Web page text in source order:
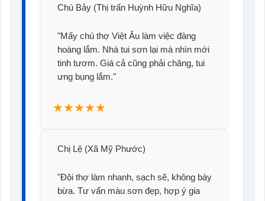
Chú Bảy (Thị trấn Huỳnh Hữu Nghĩa)
"Mấy chú thợ Việt Âu làm việc đàng
hoàng lắm. Nhà tui sơn lại mà nhìn mới
tinh tươm. Giá cả cũng phải chăng, tui
ưng bụng lắm."
★★★★★
Chị Lệ (Xã Mỹ Phước)
"Đội thợ làm nhanh, sạch sẽ, không bày
bừa. Tư vấn màu sơn đẹp, hợp ý gia